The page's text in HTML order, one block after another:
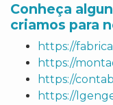
Conheça
criamos para
https://
https://
https://
https://